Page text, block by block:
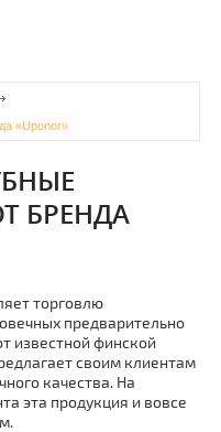
«Uponor»
БРЕНДА
торговлю
предварительно
известной финской
своим клиентам
качества. На
эта продукция и вовсе